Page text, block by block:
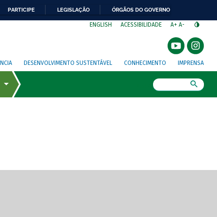
PARTICIPE LEGISLAÇÃO ÓRGÃOS DO GOVERNO
ENGLISH ACESSIBILIDADE A+ A-
DESENVOLVIMENTO SUSTENTÁVEL CONHECIMENTO IMPRENSA
de tela